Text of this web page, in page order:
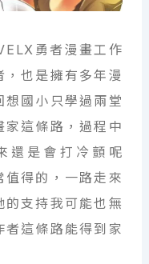
勇者漫畫工作
也是擁有多年漫
國小只學過兩堂
這條路，過程中
還是會打冷顫呢
值得的，一路走來
支持我可能也無
者這條路能得到家